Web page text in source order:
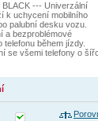
BLACK --- Univerzální
k uchycení mobilního
palubní desku vozu.
a bezproblémové
telefonu během jízdy.
se všemi telefony o